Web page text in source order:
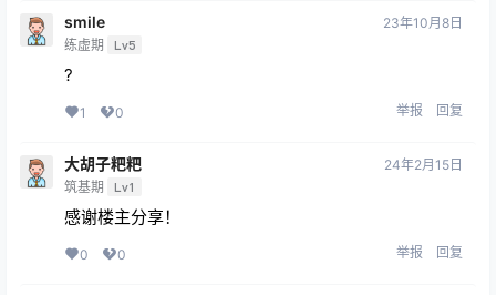
smile
练虚期 Lv5
23年10月8日
?
1 0 举报 回复
大胡子粑粑
筑基期 Lv1
24年2月15日
感谢楼主分享！
0 0 举报 回复